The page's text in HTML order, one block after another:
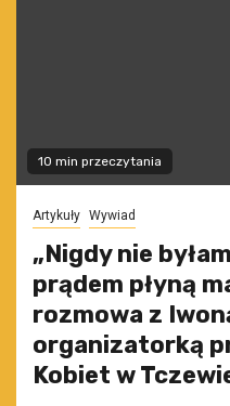
10 min przeczytania
Artykuły Wywiad
„Nigdy nie
prądem płyną
rozmowa z
organizatorką
Kobiet w